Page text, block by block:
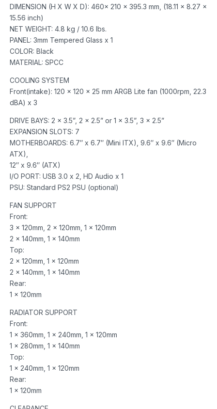
DIMENSION (H X W X D): 460x 210 x 395.3 mm, (18.11 x 8.27 x
15.56 inch)
NET WEIGHT: 4.8 kg / 10.6 lbs.
PANEL: 3mm Tempered Glass x 1
COLOR: Black
MATERIAL: SPCC
COOLING SYSTEM
Front(intake): 120 x 120 x 25 mm ARGB Lite fan (1000rpm, 22.3
dBA) x 3
DRIVE BAYS: 2 x 3.5”, 2 x 2.5” or 1 x 3.5”, 3 x 2.5”
EXPANSION SLOTS: 7
MOTHERBOARDS: 6.7″ x 6.7″ (Mini ITX), 9.6″ x 9.6″ (Micro
ATX),
12″ x 9.6″ (ATX)
I/O PORT: USB 3.0 x 2, HD Audio x 1
PSU: Standard PS2 PSU (optional)
FAN SUPPORT
Front:
3 x 120mm, 2 x 120mm, 1 x 120mm
2 x 140mm, 1 x 140mm
Top:
2 x 120mm, 1 x 120mm
2 x 140mm, 1 x 140mm
Rear:
1 x 120mm
RADIATOR SUPPORT
Front:
1 x 360mm, 1 x 240mm, 1 x 120mm
1 x 280mm, 1 x 140mm
Top:
1 x 240mm, 1 x 120mm
Rear:
1 x 120mm